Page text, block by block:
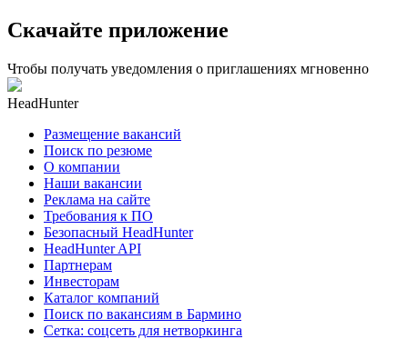
Скачайте приложение
Чтобы получать уведомления о приглашениях мгновенно
HeadHunter
Размещение вакансий
Поиск по резюме
О компании
Наши вакансии
Реклама на сайте
Требования к ПО
Безопасный HeadHunter
HeadHunter API
Партнерам
Инвесторам
Каталог компаний
Поиск по вакансиям в Бармино
Сетка: соцсеть для нетворкинга